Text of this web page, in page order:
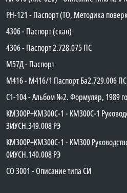
PH-121 - Паспорт (ТО, Методика
4306 - Паспорт (скан)
4306 - Паспорт 2.728.075 ПС
М57Д - Паспорт
М416 - М416/1 Паспорт Ба2.729.006 ПС
C1-104 - Альбом №2. Формуляр, 1989
КМ300Р+КМ300С-1 - КМ300C-1
3ИУСН.349.008 РЭ
КМ300Р+КМ300С-1 - КМ300
0ИУСН.140.008 РЭ
СО 3001 - Описание типа СИ